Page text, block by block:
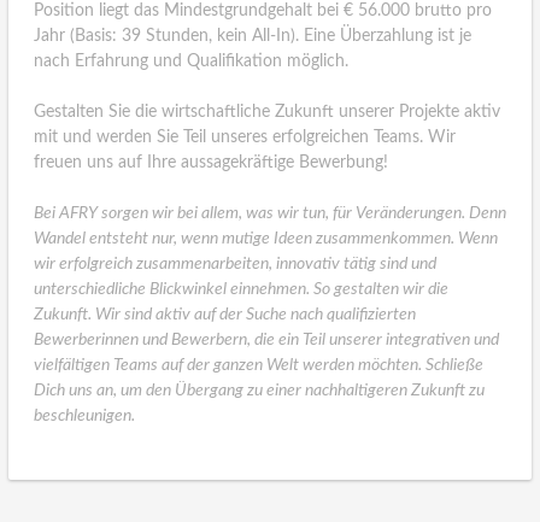
Position liegt das Mindestgrundgehalt bei € 56.000 brutto pro
Jahr (Basis: 39 Stunden, kein All-In). Eine Überzahlung ist je
nach Erfahrung und Qualifikation möglich.
Gestalten Sie die wirtschaftliche Zukunft unserer Projekte aktiv
mit und werden Sie Teil unseres erfolgreichen Teams. Wir
freuen uns auf Ihre aussagekräftige Bewerbung!
Bei AFRY sorgen wir bei allem, was wir tun, für Veränderungen. Denn
Wandel entsteht nur, wenn mutige Ideen zusammenkommen. Wenn
wir erfolgreich zusammenarbeiten, innovativ tätig sind und
unterschiedliche Blickwinkel einnehmen. So gestalten wir die
Zukunft. Wir sind aktiv auf der Suche nach qualifizierten
Bewerberinnen und Bewerbern, die ein Teil unserer integrativen und
vielfältigen Teams auf der ganzen Welt werden möchten. Schließe
Dich uns an, um den Übergang zu einer nachhaltigeren Zukunft zu
beschleunigen.